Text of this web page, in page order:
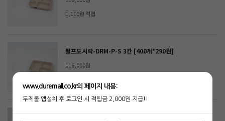
1,100원 적립
펄프도시락-DRM-P-S 3칸 [400개*290원]
116,000원
펄프도시락-DRM-P-M 4칸-1 [300개*349원]
www.duremall.co.kr의 페이지 내용:
두레몰 앱설치 후 로그인 시 적립금 2,000원 지급!!